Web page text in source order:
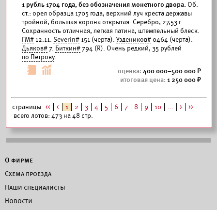
1 рубль 1704 года, без обозначения монетного двора. Об.
ст.: орел образца 1705 года, верхний луч креста державы
тройной, большая корона открытая. Серебро, 27,53 г.
Сохранность отличная, легкая патина, штемпельный блеск.
ГМ# 12.11. Severin# 151 (черта). Уздеников# 0464 (черта).
Дьяков#7. Биткин#794 (R). Очень редкий, 35 рублей
по Петрову.
400 000–500 000
1 250 000
страницы << < 1 2 3 4 5 6 7 8 9 10 ... >
>>
всего лотов: 473 на 48 стр.
О фирме
Схема проезда
Наши специалисты
Новости